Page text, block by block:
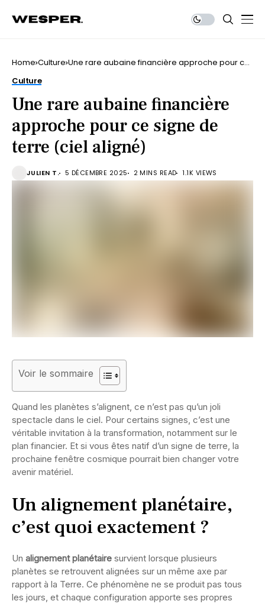
Home Culture Une rare aubaine financière approche pour ce
Culture
Une rare aubaine financière
approche pour ce signe de
terre (ciel aligné)
JULIEN T. 5 DÉCEMBRE 2025 2 MINS READ 1.1K VIEWS
Voir le sommaire
Quand les planètes s’alignent, ce n’est pas qu’un joli
spectacle dans le ciel. Pour certains signes, c’est une
véritable invitation à la transformation, notamment sur le
plan financier. Et si vous êtes natif d’un signe de terre, la
prochaine fenêtre cosmique pourrait bien changer votre
avenir matériel.
Un alignement planétaire,
c’est quoi exactement ?
Un alignement planétaire survient lorsque plusieurs
planètes se retrouvent alignées sur un même axe par
rapport à la Terre. Ce phénomène ne se produit pas tous
les jours, et chaque configuration apporte ses propres